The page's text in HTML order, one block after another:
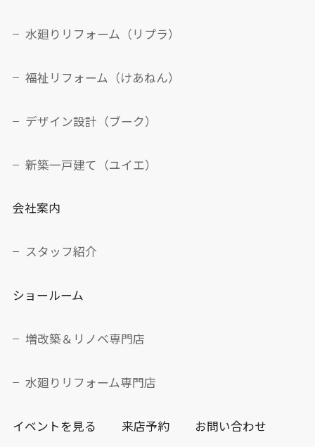
水廻りリフォーム（リプラ）
福祉リフォーム（けあねん）
デザイン設計（ブーク）
新築一戸建て（ユイエ）
会社案内
スタッフ紹介
ショールーム
増改築＆リノベ専門店
水廻りリフォーム専門店
イベントを見る 来店予約 お問い合わせ